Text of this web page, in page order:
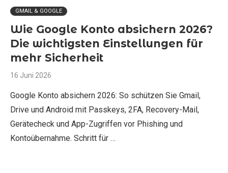
GMAIL & GOOGLE
Wie Google Konto absichern 2026?
Die wichtigsten Einstellungen für
mehr Sicherheit
16 Juni 2026
Google Konto absichern 2026: So schützen Sie Gmail,
Drive und Android mit Passkeys, 2FA, Recovery-Mail,
Gerätecheck und App-Zugriffen vor Phishing und
Kontoübernahme. Schritt für …